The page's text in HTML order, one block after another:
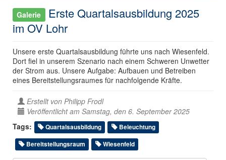
Galerie
Erste Quartalsausbildung 2025
im OV Lohr
Unsere erste Quartalsausbildung führte uns nach Wiesenfeld.
Dort fiel in unserem Szenario nach einem Schweren Unwetter
der Strom aus. Unsere Aufgabe: Aufbauen und Betreiben
eines Bereitstellungsraumes für nachfolgende Kräfte.
Erstellt von Philipp Frodl
Veröffentlicht am Samstag, den 6. September 2025
Tags:
Quartalsausbildung
Beleuchtung
Bereitstellungsraum
Wiesenfeld